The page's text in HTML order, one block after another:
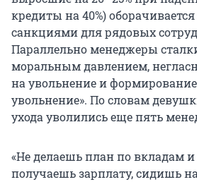
кредиты на 40%)
санкциями для рядовых
Параллельно менеджеры
моральным давлением,
на увольнение и
увольнение». По словам
ухода уволились еще пять
«Не делаешь план по вкладам
получаешь зарплату, сидишь